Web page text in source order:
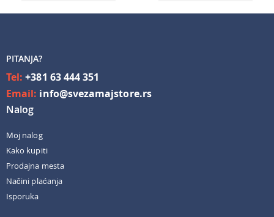
PITANJA?
Tel:+381 63 444 351
Email: info@svezamajstore.rs
Nalog
Moj nalog
Kako kupiti
Prodajna mesta
Načini plaćanja
Isporuka